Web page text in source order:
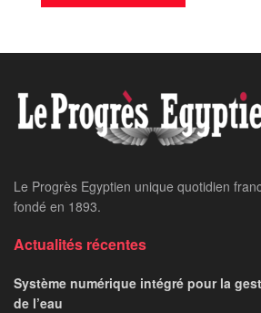
Le Progrès Egyptien unique quotidien
fondé en 1893.
Actualités récentes
Système numérique intégré pour la
de l’eau